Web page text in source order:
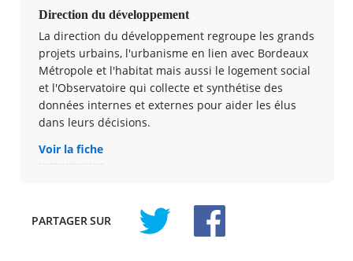
Direction du développement
La direction du développement regroupe les grands
projets urbains, l'urbanisme en lien avec Bordeaux
Métropole et l'habitat mais aussi le logement social
et l'Observatoire qui collecte et synthétise des
données internes et externes pour aider les élus
dans leurs décisions.
Voir la fiche
PARTAGERSUR